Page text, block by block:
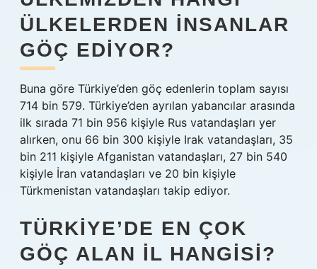
ÜLKELERDEN INSANLAR
GÖÇ EDIYOR?
Buna göre Türkiye’den göç edenlerin toplam sayısı
714 bin 579. Türkiye’den ayrılan yabancılar arasında
ilk sırada 71 bin 956 kişiyle Rus vatandaşları yer
alırken, onu 66 bin 300 kişiyle Irak vatandaşları, 35
bin 211 kişiyle Afganistan vatandaşları, 27 bin 540
kişiyle İran vatandaşları ve 20 bin kişiyle
Türkmenistan vatandaşları takip ediyor.
TÜRKIYE’DE EN ÇOK
GÖÇ ALAN IL HANGISI?